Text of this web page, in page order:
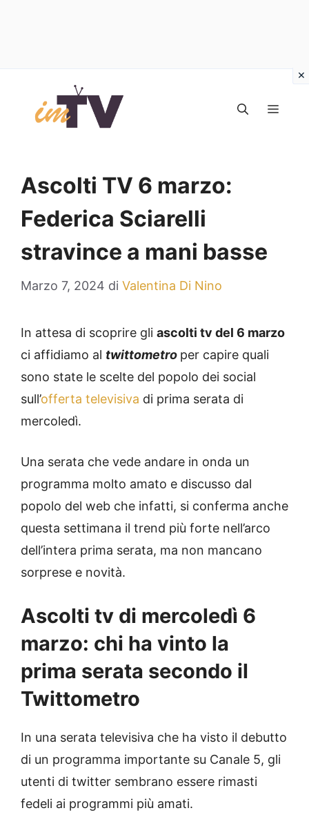
contenuto
Ascolti TV 6 marzo:
Federica Sciarelli
stravince a mani basse
Marzo 7, 2024 di Valentina Di Nino
In attesa di scoprire gli ascolti tv del 6 marzo
ci affidiamo al twittometro per capire quali
sono state le scelte del popolo dei social
sull’offerta televisiva di prima serata di
mercoledì.
Una serata che vede andare in onda un
programma molto amato e discusso dal
popolo del web che infatti, si conferma anche
questa settimana il trend più forte nell’arco
dell’intera prima serata, ma non mancano
sorprese e novità.
Ascolti tv di mercoledì 6
marzo: chi ha vinto la
prima serata secondo il
Twittometro
In una serata televisiva che ha visto il debutto
di un programma importante su Canale 5, gli
utenti di twitter sembrano essere rimasti
fedeli ai programmi più amati.